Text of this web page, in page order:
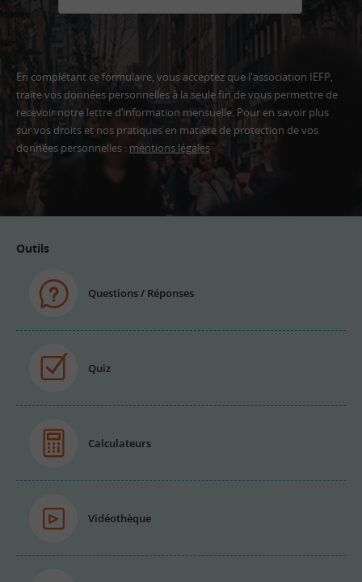
En complétant ce formulaire, vous acceptez que l'association IEFP,
traite vos données personnelles à la seule fin de vous permettre de
recevoir notre lettre d’information mensuelle. Pour en savoir plus
sur vos droits et nos pratiques en matière de protection de vos
données personnelles : mentions légales
Outils
Questions / Réponses
Quiz
Calculateurs
Vidéothèque